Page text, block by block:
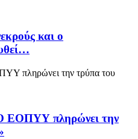
και ο
ΕΟΠΥΥ πληρώνει την